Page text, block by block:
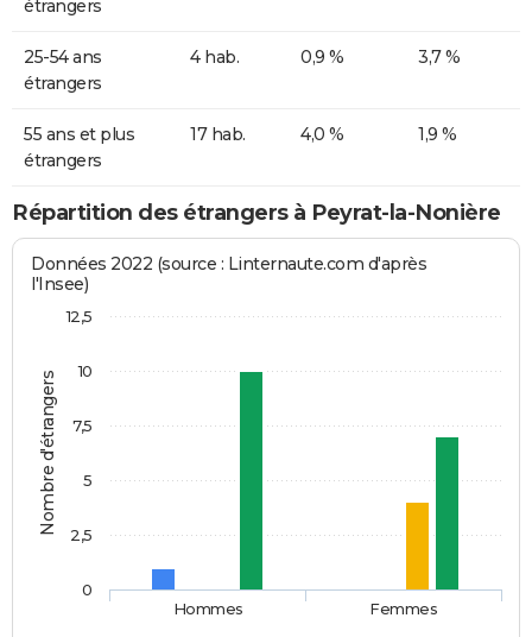
étrangers
25-54 ans
étrangers
4 hab. 0,9 % 3,7 %
55 ans et plus
étrangers
17 hab. 4,0 % 1,9 %
Répartition des étrangers à Peyrat-la-Nonière
Nombre d'étrangers
Données 2022 (source : Linternaute.com d'après
l'Insee)
Hommes Femmes
0
2,5
5
7,5
10
12,5